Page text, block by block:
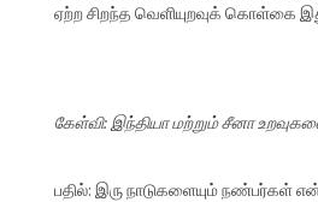
ஏற்ற சிறந்த வெளியுறவுக் கொள்கை
கேள்வி: இந்தியா மற்றும் சீனா
பதில்: இரு நாடுகளையும் நண்பர்கள்